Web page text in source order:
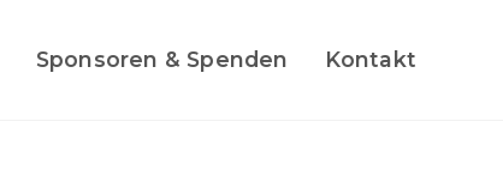
Sponsoren & Spenden Kontakt